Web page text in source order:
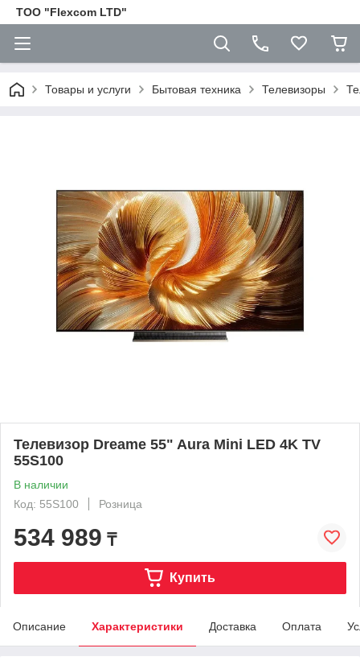
ТОО "Flexcom LTD"
Товары и услуги Бытовая техника Телевизоры
Телевизор Dreame 55" Aura Mini LED 4K TV
55S100
В наличии
Код: 55S100
Розница
534 989 ₸
Купить
Описание Характеристики Доставка Оплата